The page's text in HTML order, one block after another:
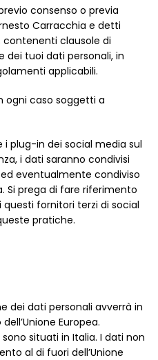
consenso o previa
Carracchia e detti
clausole di
dei tuoi dati personali, in
applicabili.
ogni caso soggetti a
i plug-in dei social media sul
i dati saranno condivisi
eventualmente condiviso
Si prega di fare riferimento
questi fornitori terzi di social
pratiche.
dei dati personali avverrà in
Europea.
situati in Italia. I dati non
al di fuori dell’Unione